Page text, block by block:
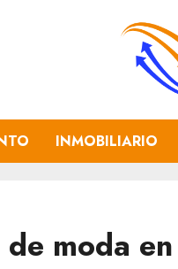
INMOBILIARIO
moda